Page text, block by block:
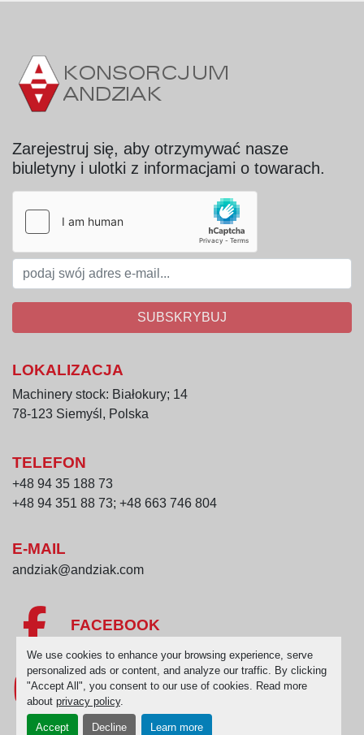
We use cookies to enhance your browsing experience, serve
personalized ads or content, and analyze our traffic. By clicking
"Accept All", you consent to our use of cookies. Read more
about privacy policy.
Accept Decline Learn more
Instalacja parowa – zawory parowe
regulacyjne sterowane automatyką
elektroniczną.
Zarejestruj się, aby otrzymywać nasze
biuletyny i ulotki z informacjami o towarach.
SUBSKRYBUJ
LOKALIZACJA
Machinery stock: Białokury; 14
78-123 Siemyśl, Polska
TELEFON
+48 94 35 188 73
+48 94 351 88 73; +48 663 746 804
E-MAIL
andziak@andziak.com
FACEBOOK
YOUTUBE